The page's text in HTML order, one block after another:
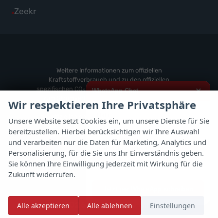
WhatsApp Chat ×
ich interessiere mich für das oben
genannte Fahrzeug und freue mich
über Eure Kontaktaufnahme.
Viele Grüße
anzeigen
Volvo
Fahrzeuge
Zeekr
Alle
Weitere Informationen zum offiziellen
Kraftstoffverbrauch und zu den offiziellen
spezifischen CO2
-Emissionen und gegebenenfalls
'Leitfaden über den offiziellen Kraftstoffverbrauch,
den offiziellen Stromverbrauch neuer PKW'
entnommen werden, der an allen Verkaufsstellen
und bei der 'Deutschen Automobil Treuhand
GmbH' unentgeltlich erhältlich ist unter
www.dat.de.
© 2026 Autoflex 24 GmbH
Wir respektieren Ihre Privatsphäre
Unsere Website setzt Cookies ein, um unsere Dienste für Sie
bereitzustellen. Hierbei berücksichtigen wir Ihre Auswahl
und verarbeiten nur die Daten für Marketing, Analytics und
Personalisierung, für die Sie uns Ihr Einverständnis geben.
Sie können Ihre Einwilligung jederzeit mit Wirkung für die
Zukunft widerrufen.
Alle akzeptieren Alle ablehnen Einstellungen